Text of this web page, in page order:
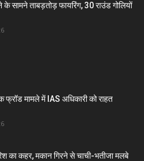
के सामने ताबड़तोड़ फायरिंग, 30 राउंड गोलियों
फ्रॉड मामले में IAS अधिकारी को राहत
का कहर, मकान गिरने से चाची-भतीजा मलबे